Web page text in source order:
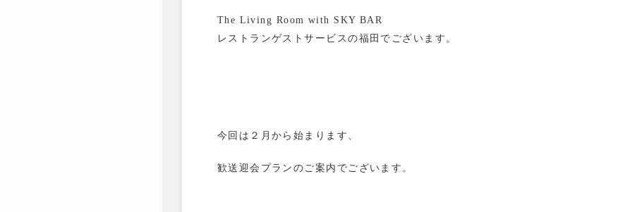
The Living Room with SKY BAR
レストランゲストサービスの福田でございます。
今回は２月から始まります、
歓送迎会プランのご案内でございます。